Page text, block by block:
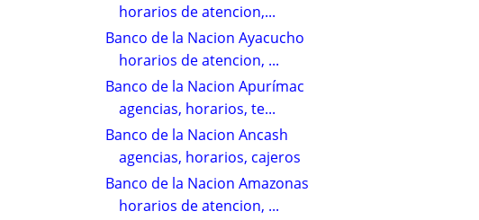
horarios de atencion,...
Banco de la Nacion Ayacucho
horarios de atencion, ...
Banco de la Nacion Apurímac
agencias, horarios, te...
Banco de la Nacion Ancash
agencias, horarios, cajeros
Banco de la Nacion Amazonas
horarios de atencion, ...